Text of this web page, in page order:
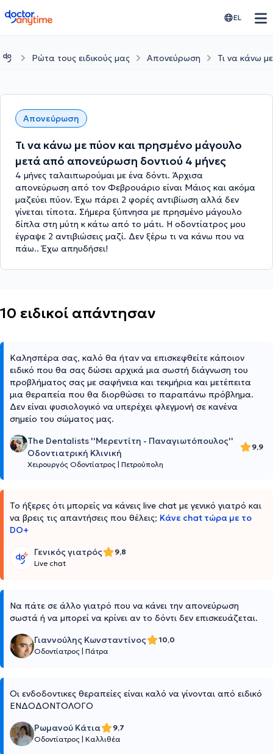
doctoranytime EL
Ρώτα τους ειδικούς μας Απονεύρωση Τι να κάνω
Απονεύρωση
Τι να κάνω με πύον και πρησμένο μάγουλο
μετά από απονεύρωση δοντιού 4 μήνες
4 μήνες ταλαιπωρούμαι με ένα δόντι. Άρχισα
απονεύρωση από τον Φεβρουάριο είναι Μάιος και ακόμα
μαζεύει πύον. Έχω πάρει 2 φορές αντιβίωση αλλά δεν
γίνεται τίποτα. Σήμερα ξύπνησα με πρησμένο μάγουλο
δίπλα στη μύτη κ κάτω από το μάτι. Η οδοντίατρος μου
έγραψε 2 αντιβιώσεις μαζί. Δεν ξέρω τι να κάνω που να
πάω.. Έχω απηυδήσει!
10 ειδικοί απάντησαν
Καλησπέρα σας, καλό θα ήταν να επισκεφθείτε κάποιον
ειδικό που θα σας δώσει αρχικά μια σωστή διάγνωση του
προβλήματος σας με σαφήνεια και τεκμήρια και μετέπειτα
μια θεραπεία που θα διορθώσει το παραπάνω πρόβλημα.
Δεν είναι φυσιολογικό να υπερέχει φλεγμονή σε κανένα
σημείο του σώματος μας.
The Dentalists ''Μερεντίτη - Παναγιωτόπουλος''
Οδοντιατρική Κλινική
9,9
Χειρουργός Οδοντίατρος Πετρούπολη
Το ήξερες ότι μπορείς να κάνεις live chat με γενικό γιατρό και
να βρεις τις απαντήσεις που θέλεις; Κάνε chat τώρα με το
DO+
Γενικός γιατρός
9,8
Live chat
Να πάτε σε άλλο γιατρό που να κάνει την απονεύρωση
σωστά ή να μπορεί να κρίνει αν το δόντι δεν επισκευάζεται.
Γιαννούλης Κωνσταντίνος
10,0
Οδοντίατρος Πάτρα
Οι ενδοδοντικες θεραπείες είναι καλό να γίνονται από ειδικό
ΕΝΔΟΔΟΝΤΟΛΟΓΟ
Ρωμανού Κάτια
9,7
Οδοντίατρος Καλλιθέα